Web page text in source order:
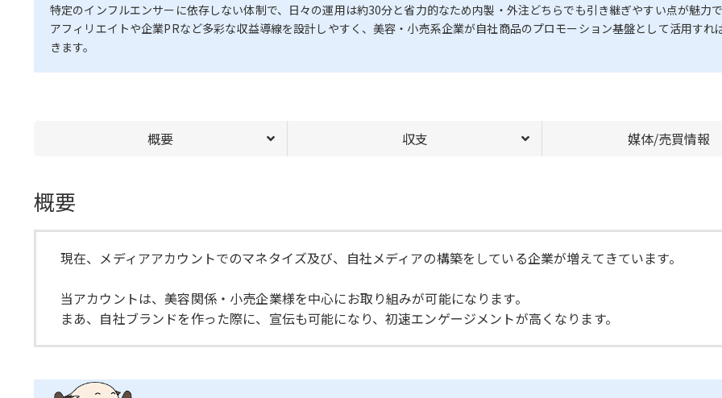
特定のインフルエンサーに依存しない体制で、日々の運用は約30分と省力的なため内製・外注どちらでも引き継ぎやすい点が魅力
アフィリエイトや企業PRなど多彩な収益導線を設計しやすく、美容・小売系企業が自社商品のプロモーション基盤として活用す
きます。
概要 収支 媒体/売買情報
概要
現在、メディアアカウントでのマネタイズ及び、自社メディアの構築をしている企業が増えてきています。
当アカウントは、美容関係・小売企業様を中心にお取り組みが可能になります。
まあ、自社ブランドを作った際に、宣伝も可能になり、初速エンゲージメントが高くなります。